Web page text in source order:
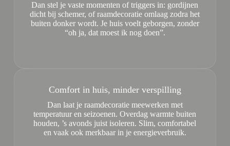
Dan stel je vaste momenten of triggers in: gordijnen
dicht bij schemer, of raamdecoratie omlaag zodra het
buiten donker wordt. Je huis voelt geborgen, zonder
“oh ja, dat moest ik nog doen”.
Comfort in huis, minder verspilling
Dan laat je raamdecoratie meewerken met
temperatuur en seizoenen. Overdag warmte buiten
houden, ’s avonds juist isoleren. Slim, comfortabel
en vaak ook merkbaar in je energieverbruik.